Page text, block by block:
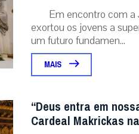
Em encontro com a
exortou os jovens a
um futuro fundamen...
MAIS
“Deus entra em
Cardeal Makrickas